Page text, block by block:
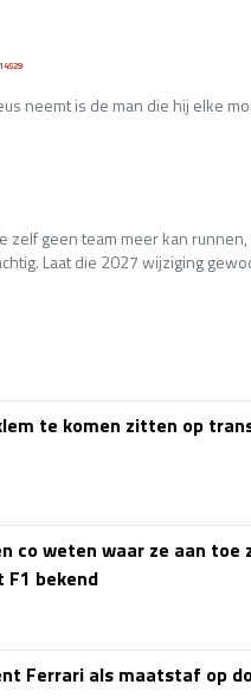
14529
neemt is de man die hij elke
geen team meer kan runnen,
Laat die 2027 wijziging
te komen zitten op
co weten waar ze aan
bekend
Ferrari als maatstaf op